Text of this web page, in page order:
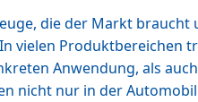
die der Markt
vielen
Anwendung, als
nicht nur in der